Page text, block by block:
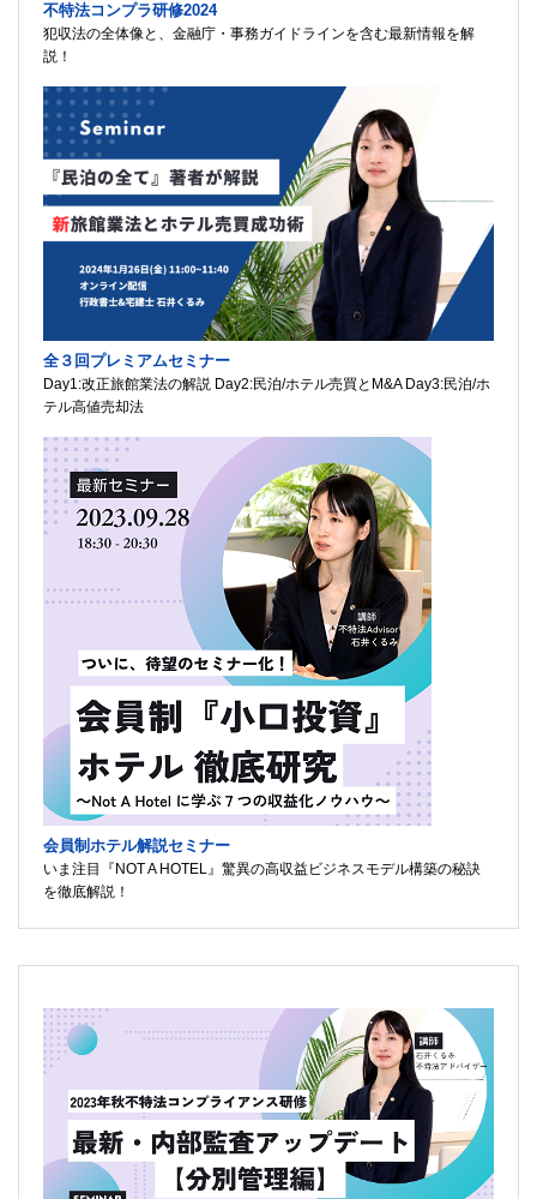
不特法コンプラ研修2024
犯収法の全体像と、金融庁・事務ガイドラインを含む最新情報を解
説！
全３回プレミアムセミナー
Day1:改正旅館業法の解説 Day2:民泊/ホテル売買とM&A Day3:民泊/ホ
テル高値売却法
会員制ホテル解説セミナー
いま注目『NOT A HOTEL』驚異の高収益ビジネスモデル構築の秘訣
を徹底解説！